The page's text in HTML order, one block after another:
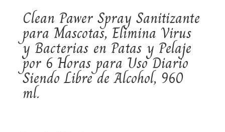
Clean Pawer Spray Sanitizante
para Mascotas, Elimina Virus
y Bacterias en Patas y Pelaje
por 6 Horas para Uso Diario
Siendo Libre de Alcohol, 960
ml.